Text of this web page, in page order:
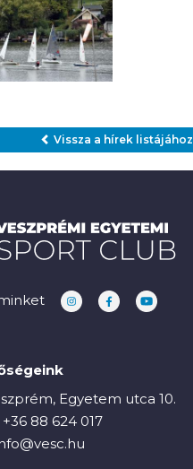
Vissza a hírek listájához
Egyetem utca 10.
+36 88 624 017